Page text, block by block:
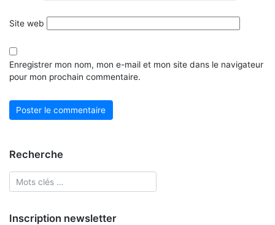
Site web
Enregistrer mon nom, mon e-mail et mon site dans le navigateur
pour mon prochain commentaire.
Recherche
Inscription newsletter